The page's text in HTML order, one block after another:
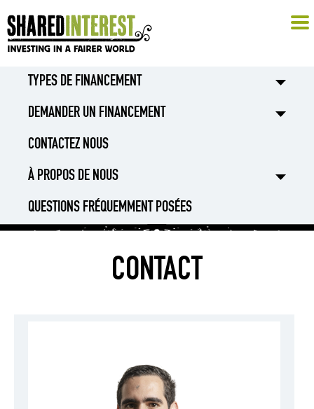
TYPES DE FINANCEMENT
DEMANDER UN FINANCEMENT
CONTACTEZ NOUS
À PROPOS DE NOUS
QUESTIONS FRÉQUEMMENT POSÉES
CONTACT